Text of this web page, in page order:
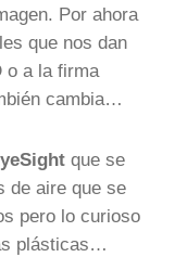
Por ahora
que nos dan
o a la firma
cambia…
que se
de aire que se
pero lo curioso
plásticas…